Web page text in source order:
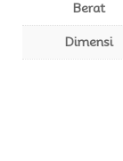
Berat
Dimensi